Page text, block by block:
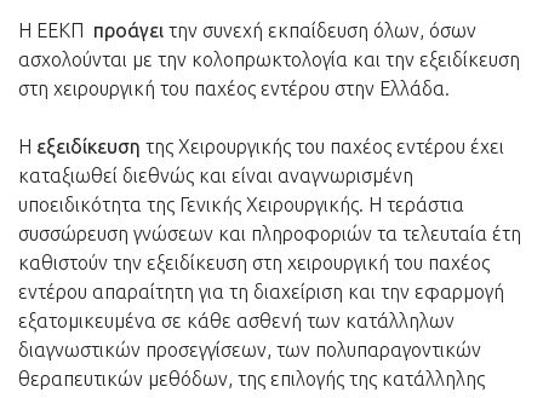
Η ΕΕΚΠ προάγει την συνεχή εκπαίδευση όλων, όσων
ασχολούνται με την κολοπρωκτολογία και την εξειδίκευση
στη χειρουργική του παχέος εντέρου στην Ελλάδα.
Η εξειδίκευση της Χειρουργικής του παχέος εντέρου έχει
καταξιωθεί διεθνώς και είναι αναγνωρισμένη
υποειδικότητα της Γενικής Χειρουργικής. Η τεράστια
συσσώρευση γνώσεων και πληροφοριών τα τελευταία έτη
καθιστούν την εξειδίκευση στη χειρουργική του παχέος
εντέρου απαραίτητη για τη διαχείριση και την εφαρμογή
εξατομικευμένα σε κάθε ασθενή των κατάλληλων
διαγνωστικών προσεγγίσεων, των πολυπαραγοντικών
θεραπευτικών μεθόδων, της επιλογής της κατάλληλης